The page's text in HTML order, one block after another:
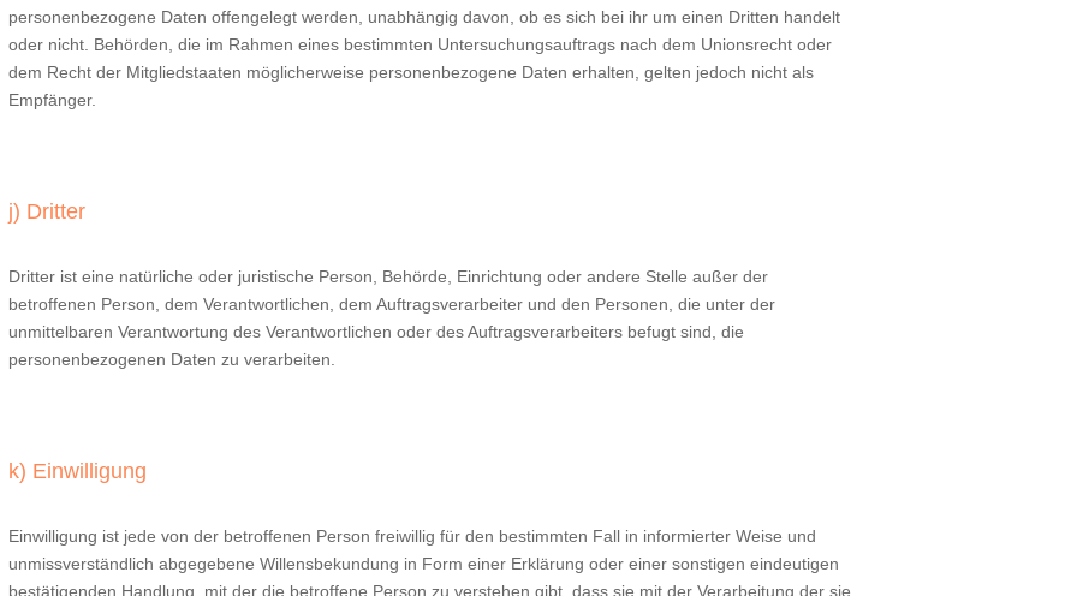
personenbezogene Daten offengelegt werden, unabhängig davon, ob es sich bei ihr um einen Dritten handelt
oder nicht. Behörden, die im Rahmen eines bestimmten Untersuchungsauftrags nach dem Unionsrecht oder
dem Recht der Mitgliedstaaten möglicherweise personenbezogene Daten erhalten, gelten jedoch nicht als
Empfänger.
j) Dritter
Dritter ist eine natürliche oder juristische Person, Behörde, Einrichtung oder andere Stelle außer der
betroffenen Person, dem Verantwortlichen, dem Auftragsverarbeiter und den Personen, die unter der
unmittelbaren Verantwortung des Verantwortlichen oder des Auftragsverarbeiters befugt sind, die
personenbezogenen Daten zu verarbeiten.
k) Einwilligung
Einwilligung ist jede von der betroffenen Person freiwillig für den bestimmten Fall in informierter Weise und
unmissverständlich abgegebene Willensbekundung in Form einer Erklärung oder einer sonstigen eindeutigen
bestätigenden Handlung, mit der die betroffene Person zu verstehen gibt, dass sie mit der Verarbeitung der sie